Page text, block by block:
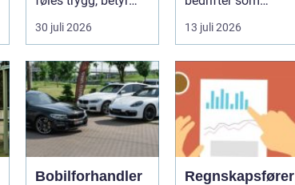
mye for de fleste.
Mange ø...
30 juli 2026
ønsker god mat
uten st...
13 juli 2026
Bobilforhandler
Regnskapsfører